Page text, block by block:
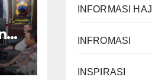
INFORMASI HAJI
INFROMASI
INSPIRASI